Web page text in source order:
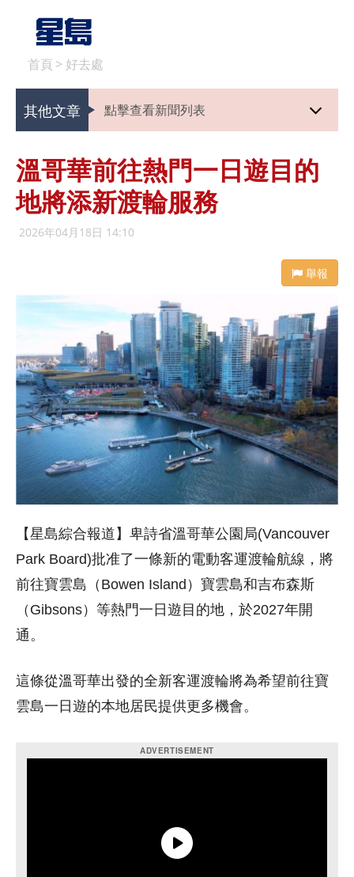
首頁 > 好去處
其他文章 點擊查看新聞列表
溫哥華前往熱門一日遊目的
地將添新渡輪服務
2026年04月18日 14:10
舉報
【星島綜合報道】卑詩省溫哥華公園局(Vancouver
Park Board)批准了一條新的電動客運渡輪航線，將
前往寶雲島（Bowen Island）寶雲島和吉布森斯
（Gibsons）等熱門一日遊目的地，於2027年開
通。
這條從溫哥華出發的全新客運渡輪將為希望前往寶
雲島一日遊的本地居民提供更多機會。